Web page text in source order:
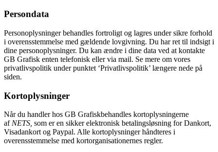
Persondata
Personoplysninger behandles fortroligt og lagres under sikre forhold
i overensstemmelse med gældende lovgivning. Du har ret til indsigt i
dine personoplysninger. Du kan ændre i dine data ved at kontakte
GB Grafisk enten telefonisk eller via mail. Se mere om vores
privatlivspolitik under punktet ‘Privatlivspolitik’ længere nede på
siden.
Kortoplysninger
Når du handler hos GB Grafiskbehandles kortoplysningerne
af NETS, som er en sikker elektronisk betalingsløsning for Dankort,
Visadankort og Paypal. Alle kortoplysninger håndteres i
overensstemmelse med kortorganisationernes regler.